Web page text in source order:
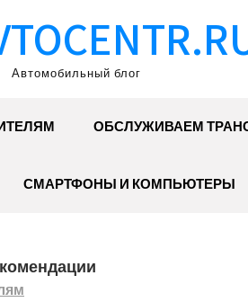
Автомобильный блог
ОБСЛУЖИВАЕМ
СМАРТФОНЫ И КОМПЬЮТЕРЫ